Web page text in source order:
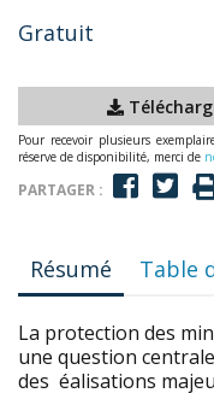
Gratuit
Pour recevoir plusieurs
réserve de disponibilité, merci de
PARTAGER :
Résumé Table
La protection des
une question
des éalisations